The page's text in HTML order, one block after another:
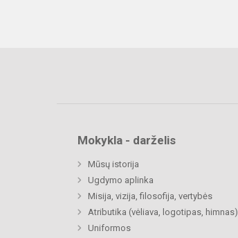
Mokykla - darželis
Mūsų istorija
Ugdymo aplinka
Misija, vizija, filosofija, vertybės
Atributika (vėliava, logotipas, himnas)
Uniformos